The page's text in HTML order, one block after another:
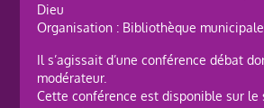
Dieu
Organisation : Bibliothèque
Il s’agissait d’une conférence débat
modérateur.
Cette conférence est disponible sur